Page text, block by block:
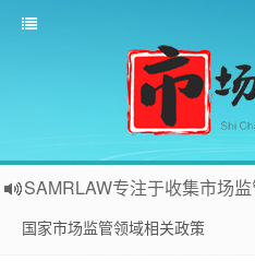
SAMRLAW专注于收集市场
国家市场监管领域相关政策